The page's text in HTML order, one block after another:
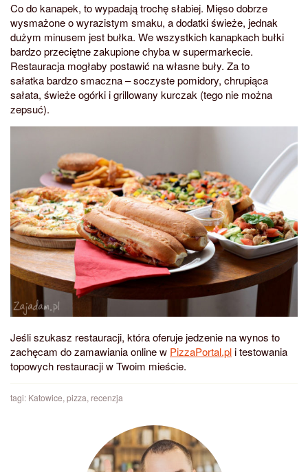
Co do kanapek, to wypadają trochę słabiej. Mięso dobrze
wysmażone o wyrazistym smaku, a dodatki świeże, jednak
dużym minusem jest bułka. We wszystkich kanapkach bułki
bardzo przeciętne zakupione chyba w supermarkecie.
Restauracja mogłaby postawić na własne buły. Za to
sałatka bardzo smaczna – soczyste pomidory, chrupiąca
sałata, świeże ogórki i grillowany kurczak (tego nie można
zepsuć).
Jeśli szukasz restauracji, która oferuje jedzenie na wynos to
zachęcam do zamawiania online w PizzaPortal.pli testowania
topowych restauracji w Twoim mieście.
tagi: Katowice, pizza, recenzja